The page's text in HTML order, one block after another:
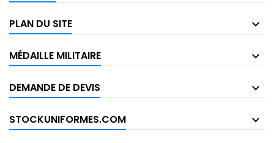
PLAN DU SITE
MÉDAILLE MILITAIRE
DEMANDE DE DEVIS
STOCKUNIFORMES.COM